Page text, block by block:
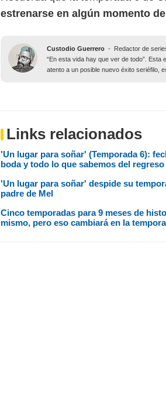
estrenarse en algún momento de
Custodio Guerrero - Redactor de
“En esta vida hay que ver de todo”.
atento a un posible nuevo éxito seriéfilo,
Links relacionados
'Un lugar para soñar' (Temporada 6):
boda y todo lo que sabemos del
'Un lugar para soñar' despide su
padre de Mel
Cinco temporadas para 9 meses de
mismo, pero eso cambiará en la